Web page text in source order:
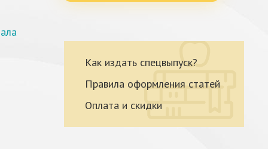
Как издать спецвыпуск?
Правила оформления статей
Оплата и скидки